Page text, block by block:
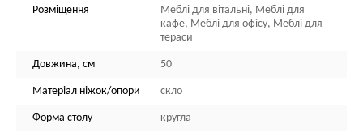
Розміщення
Меблі для вітальні, Меблі для
кафе, Меблі для офісу, Меблі для
тераси
Довжина, см 50
Матеріал ніжок/опори скло
Форма столу кругла